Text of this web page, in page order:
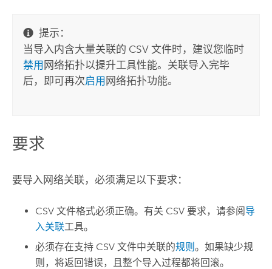
提示：
当导入内含大量关联的 CSV 文件时，建议您临时
禁用 网络拓扑以提升工具性能。关联导入完毕
后，即可再次启用 网络拓扑功能。
要求
要导入网络关联，必须满足以下要求：
CSV 文件格式必须正确。有关 CSV 要求，请参阅导
入关联工具。
必须存在支持 CSV 文件中关联的规则。如果缺少规
则，将返回错误，且整个导入过程都将回滚。